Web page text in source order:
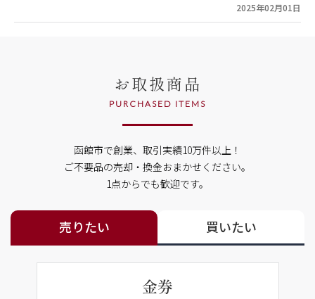
2025年02月01日
お取扱商品
PURCHASED ITEMS
函館市で創業、取引実績10万件以上！
ご不要品の売却・換金おまかせください。
1点からでも歓迎です。
売りたい 買いたい
金券